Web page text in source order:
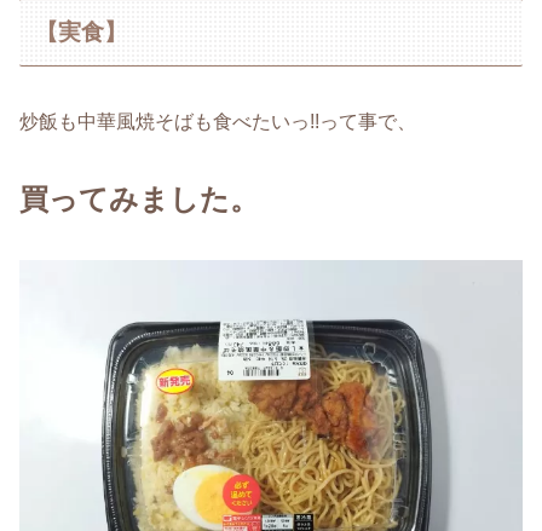
【実食】
炒飯も中華風焼そばも食べたいっ!!って事で、
買ってみました。